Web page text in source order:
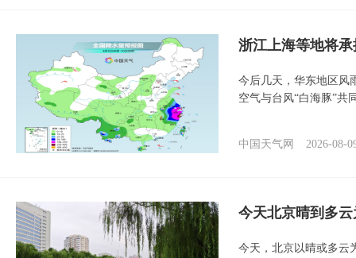
浙江上海等地将
今后几天，华东地区风
空气与台风“白海豚”共
中国天气网 2026-08-
今天北京晴到多
今天，北京以晴或多云